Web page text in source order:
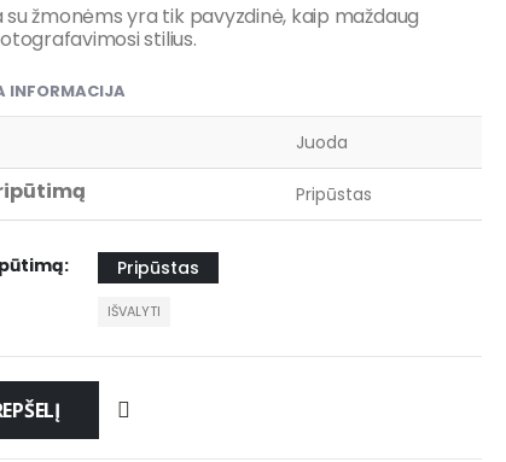
su žmonėms yra tik pavyzdinė, kaip maždaug
stilius.
INFORMACIJA
Juoda
Pripūstas
Pripūstas
IŠVALYTI